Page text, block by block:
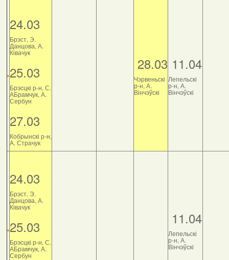
24.03
Брэст, Э.
Данцова, А.
Ківачук
25.03
Брэсцкі р-н, С.
АБрамчук, А.
Сербун
27.03
Кобрынскі р-н,
А. Страчук
28.03
Чэрвеньскі
р-н, А.
Вінчэўскі
11.04
Лепельскі
р-н, А.
Вінчэўскі
24.03
Брэст, Э.
Данцова, А.
Ківачук
25.03
Брэсцкі р-н, С.
АБрамчук, А.
Сербун
11.04
Лепельскі
р-н, А.
Вінчэўскі